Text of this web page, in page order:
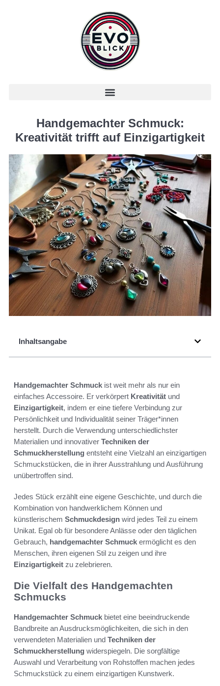
Handgemachter Schmuck:
Kreativität trifft auf Einzigartigkeit
Inhaltsangabe
Handgemachter Schmuck ist weit mehr als nur ein
einfaches Accessoire. Er verkörpert Kreativität und
Einzigartigkeit, indem er eine tiefere Verbindung zur
Persönlichkeit und Individualität seiner Träger*innen
herstellt. Durch die Verwendung unterschiedlichster
Materialien und innovativer Techniken der
Schmuckherstellung entsteht eine Vielzahl an einzigartigen
Schmuckstücken, die in ihrer Ausstrahlung und Ausführung
unübertroffen sind.
Jedes Stück erzählt eine eigene Geschichte, und durch die
Kombination von handwerklichem Können und
künstlerischem Schmuckdesign wird jedes Teil zu einem
Unikat. Egal ob für besondere Anlässe oder den täglichen
Gebrauch, handgemachter Schmuck ermöglicht es den
Menschen, ihren eigenen Stil zu zeigen und ihre
Einzigartigkeit zu zelebrieren.
Die Vielfalt des Handgemachten
Schmucks
Handgemachter Schmuck bietet eine beeindruckende
Bandbreite an Ausdrucksmöglichkeiten, die sich in den
verwendeten Materialien und Techniken der
Schmuckherstellung widerspiegeln. Die sorgfältige
Auswahl und Verarbeitung von Rohstoffen machen jedes
Schmuckstück zu einem einzigartigen Kunstwerk.